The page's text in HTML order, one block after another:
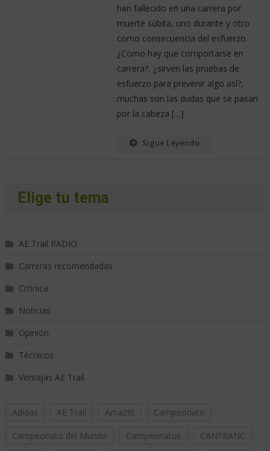
han fallecido en una carrera por
muerte súbita, uno durante y otro
como consecuencia del esfuerzo.
¿Como hay que comportarse en
carrera?, ¿sirven las pruebas de
esfuerzo para prevenir algo así?,
muchas son las dudas que se pasan
por la cabeza […]
Sigue Leyendo
Elige tu tema
AE Trail RADIO
Carreras recomendadas
Crónica
Noticias
Opinión
Técnicos
Ventajas AE Trail
Adidas AE Trail Amazfit Campeonato
Campeonato del Mundo Campeonatos CANFRANC